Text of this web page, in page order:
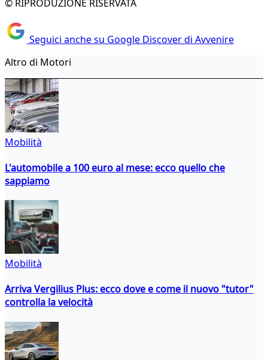
© RIPRODUZIONE RISERVATA
Seguici anche su Google Discover di Avvenire
Altro di Motori
Mobilità
L'automobile a 100 euro al mese: ecco quello che
sappiamo
Mobilità
Arriva Vergilius Plus: ecco dove e come il nuovo "tutor"
controlla la velocità